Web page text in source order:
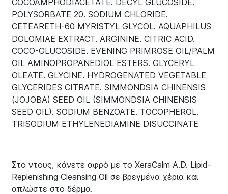
COCOAMPHODIACETATE. DECYL GLUCOSIDE.
POLYSORBATE 20. SODIUM CHLORIDE.
CETEARETH-60 MYRISTYL GLYCOL. AQUAPHILUS
DOLOMIAE EXTRACT. ARGININE. CITRIC ACID.
COCO-GLUCOSIDE. EVENING PRIMROSE OIL/PALM
OIL AMINOPROPANEDIOL ESTERS. GLYCERYL
OLEATE. GLYCINE. HYDROGENATED VEGETABLE
GLYCERIDES CITRATE. SIMMONDSIA CHINENSIS
(JOJOBA) SEED OIL (SIMMONDSIA CHINENSIS
SEED OIL). SODIUM BENZOATE. TOCOPHEROL.
TRISODIUM ETHYLENEDIAMINE DISUCCINATE
Στο ντους, κάνετε αφρό με το XeraCalm A.D. Lipid-
Replenishing Cleansing Oil σε βρεγμένα χέρια και
απλώστε στο δέρμα.